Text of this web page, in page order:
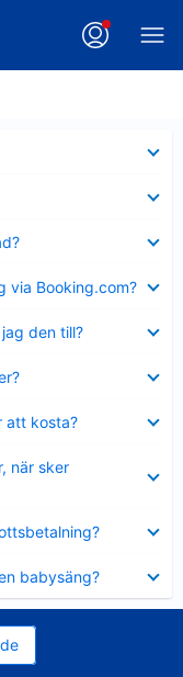
via Booking.com?
den till?
att kosta?
när sker
babysäng?